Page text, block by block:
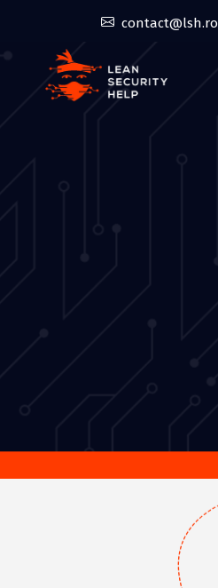
contact@lsh.ro